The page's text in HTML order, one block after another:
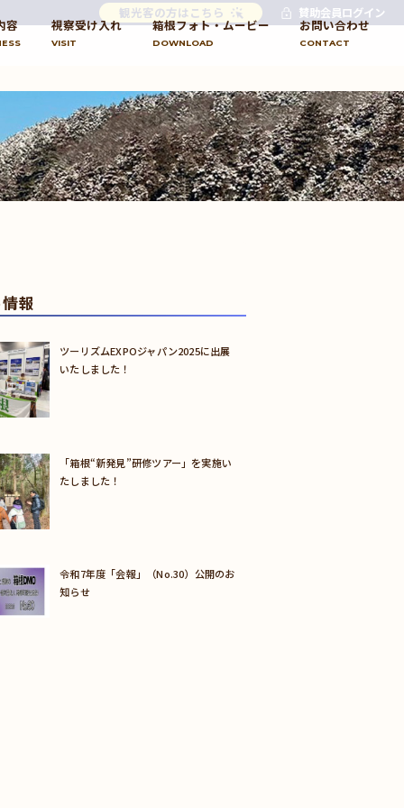
観光客の方はこちら 賛助会員ログイン
容 視察受け入れ
VISIT
箱根フォト・ムービー
DOWNLOAD
お問い合わせ
CONTACT
報
ツーリズムEXPOジャパン2025に出展
いたしました！
「箱根“新発見”研修ツアー」を実施い
たしました！
令和7年度「会報」（No.30）公開のお
知らせ